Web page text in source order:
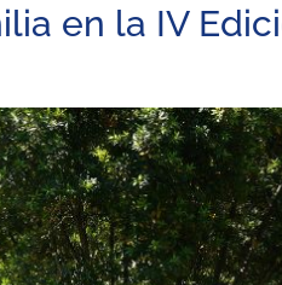
en la IV